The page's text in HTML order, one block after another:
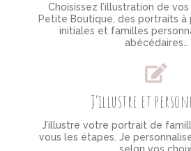
Choisissez l’illustration de
Petite Boutique, des portraits à
initiales et familles
abécédaires…
J’illustre et
J’illustre votre portrait de
vous les étapes. Je
selon vos choix.